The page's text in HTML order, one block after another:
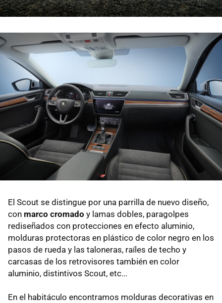
El Scout se distingue por una parrilla de nuevo diseño,
con marco cromado y lamas dobles, paragolpes
rediseñados con protecciones en efecto aluminio,
molduras protectoras en plástico de color negro en los
pasos de rueda y las taloneras, raíles de techo y
carcasas de los retrovisores también en color
aluminio, distintivos Scout, etc...
En el habitáculo encontramos molduras decorativas en